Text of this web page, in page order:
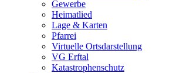
Gewerbe
Heimatlied
Lage & Karten
Pfarrei
Virtuelle Ortsdarstellung
VG Erftal
Katastrophenschutz